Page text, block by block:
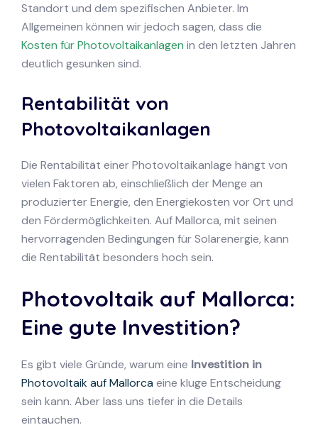
Standort und dem spezifischen Anbieter. Im
Allgemeinen können wir jedoch sagen, dass die
Kosten für Photovoltaikanlagen in den letzten Jahren
deutlich gesunken sind.
Rentabilität von
Photovoltaikanlagen
Die Rentabilität einer Photovoltaikanlage hängt von
vielen Faktoren ab, einschließlich der Menge an
produzierter Energie, den Energiekosten vor Ort und
den Fördermöglichkeiten. Auf Mallorca, mit seinen
hervorragenden Bedingungen für Solarenergie, kann
die Rentabilität besonders hoch sein.
Photovoltaik auf Mallorca:
Eine gute Investition?
Es gibt viele Gründe, warum eine Investition in
Photovoltaik auf Mallorca eine kluge Entscheidung
sein kann. Aber lass uns tiefer in die Details
eintauchen.